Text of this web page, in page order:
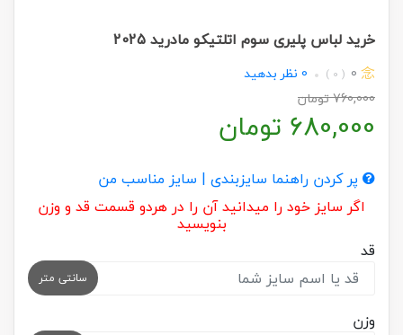
خرید لباس پلیری سوم اتلتیکو مادرید 2025
0
( 0 )
0 نظر بدهید
760,000تومان
680,000 تومان
پر کردن راهنما سایزبندی | سایز مناسب من
اگر سایز خود را میدانید آن را در هردو قسمت قد و وزن
بنویسید
قد
سانتی متر
وزن